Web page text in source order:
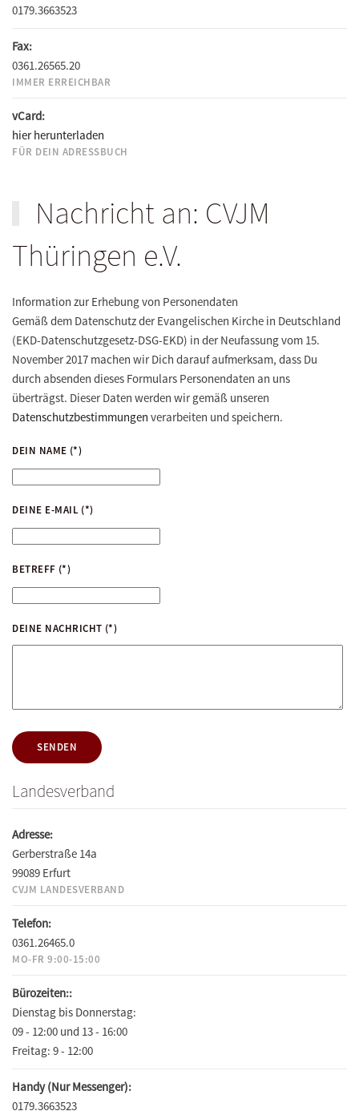
0179.3663523
Fax:
0361.26565.20
IMMER ERREICHBAR
vCard:
hier herunterladen
FÜR DEIN ADRESSBUCH
Nachricht an: CVJM
Thüringen e.V.
Information zur Erhebung von Personendaten
Gemäß dem Datenschutz der Evangelischen Kirche in Deutschland
(EKD-Datenschutzgesetz-DSG-EKD) in der Neufassung vom 15.
November 2017 machen wir Dich darauf aufmerksam, dass Du
durch absenden dieses Formulars Personendaten an uns
überträgst. Dieser Daten werden wir gemäß unseren
Datenschutzbestimmungen verarbeiten und speichern.
DEIN NAME (*)
DEINE E-MAIL (*)
BETREFF (*)
DEINE NACHRICHT (*)
SENDEN
Landesverband
Adresse:
Gerberstraße 14a
99089 Erfurt
CVJM LANDESVERBAND
Telefon:
0361.26465.0
MO-FR 9:00-15:00
Bürozeiten::
Dienstag bis Donnerstag:
09 - 12:00 und 13 - 16:00
Freitag: 9 - 12:00
Handy (Nur Messenger):
0179.3663523